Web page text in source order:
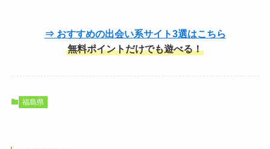
⇒ おすすめの出会い系サイト3選はこちら
無料ポイントだけでも遊べる！
福島県